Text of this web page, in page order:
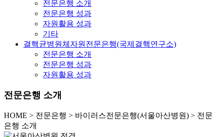
전문은행 소개
전문은행 성과
자원활용 성과
기타
결핵균병원체자원전문은행(국제결핵연구소)
전문은행 소개
전문은행 성과
자원활용 성과
전문은행 소개
HOME > 전문은행 > 바이러스전문은행(서울아산병원) > 전문
은행 소개